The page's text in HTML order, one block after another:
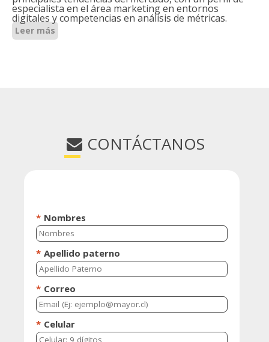
especialista en el área marketing en entornos
digitales y competencias en análisis de métricas.
Leer más
CONTÁCTANOS